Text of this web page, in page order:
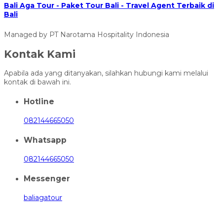
Bali Aga Tour - Paket Tour Bali - Travel Agent Terbaik di
Bali
Managed by PT Narotama Hospitality Indonesia
Kontak Kami
Apabila ada yang ditanyakan, silahkan hubungi kami melalui
kontak di bawah ini.
Hotline
082144665050
Whatsapp
082144665050
Messenger
baliagatour